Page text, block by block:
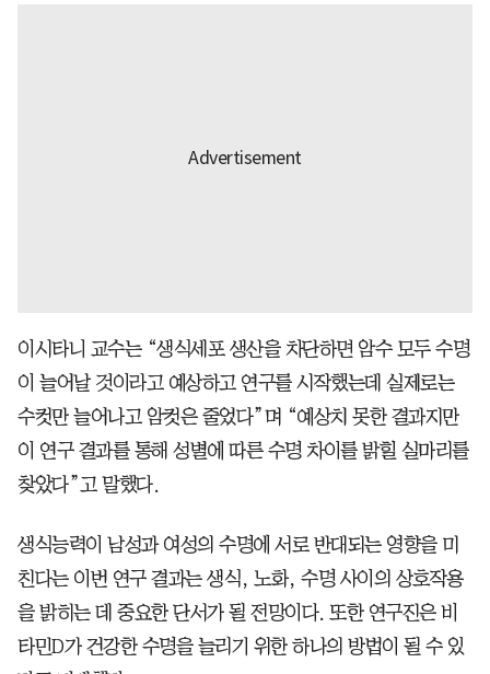
이시타니 교수는 “생식세포 생산을 차단하면 암수 모두 수명
이 늘어날 것이라고 예상하고 연구를 시작했는데 실제로는
수컷만 늘어나고 암컷은 줄었다”며 “예상치 못한 결과지만
이 연구 결과를 통해 성별에 따른 수명 차이를 밝힐 실마리를
찾았다”고 말했다.
생식능력이 남성과 여성의 수명에 서로 반대되는 영향을 미
친다는 이번 연구 결과는 생식, 노화, 수명 사이의 상호작용
을 밝히는 데 중요한 단서가 될 전망이다. 또한 연구진은 비
타민D가 건강한 수명을 늘리기 위한 하나의 방법이 될 수 있